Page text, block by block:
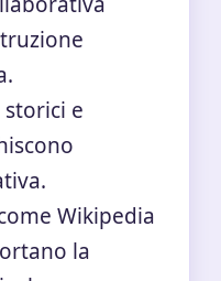
e
Wikipedia
la